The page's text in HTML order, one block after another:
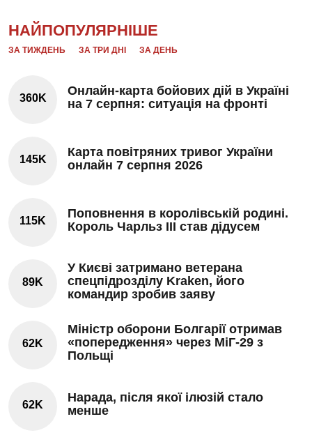
НАЙПОПУЛЯРНІШЕ
ЗА ТИЖДЕНЬ ЗА ТРИ ДНІ ЗА ДЕНЬ
360K
Онлайн-карта бойових дій в Україні
на 7 серпня: ситуація на фронті
145K
Карта повітряних тривог України
онлайн 7 серпня 2026
115K
Поповнення в королівській родині.
Король Чарльз III став дідусем
89K
У Києві затримано ветерана
спецпідрозділу Kraken, його
командир зробив заяву
62K
Міністр оборони Болгарії отримав
«попередження» через МіГ-29 з
Польщі
62K
Нарада, після якої ілюзій стало
менше